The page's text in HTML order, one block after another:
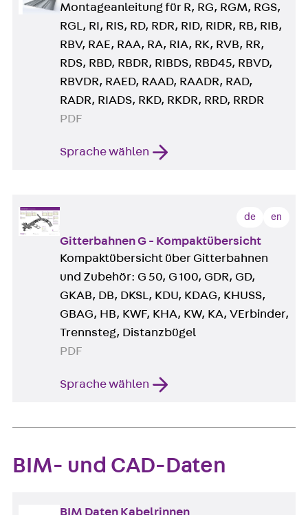
Montageanleitung für R, RG, RGM, RGS,
RGL, RI, RIS, RD, RDR, RID, RIDR, RB, RIB,
RBV, RAE, RAA, RA, RIA, RK, RVB, RR,
RDS, RBD, RBDR, RIBDS, RBD45, RBVD,
RBVDR, RAED, RAAD, RAADR, RAD,
RADR, RIADS, RKD, RKDR, RRD, RRDR
PDF
Sprache wählen
de en
Gitterbahnen G - Kompaktübersicht
Kompaktübersicht über Gitterbahnen
und Zubehör: G 50, G 100, GDR, GD,
GKAB, DB, DKSL, KDU, KDAG, KHUSS,
GBAG, HB, KWF, KHA, KW, KA, VErbinder,
Trennsteg, Distanzbügel
PDF
Sprache wählen
BIM- und CAD-Daten
BIM Daten Kabelrinnen